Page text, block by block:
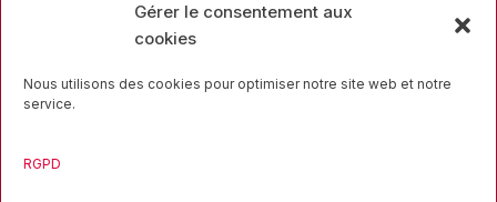
Gérer le consentement aux
cookies
Nous utilisons des cookies pour optimiser notre site web et notre
service.
RGPD
4000 Liège
04 223 16 34